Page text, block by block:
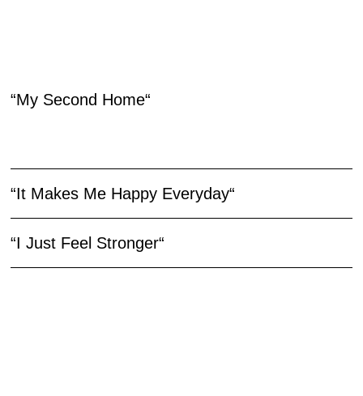
“My Second Home“
“It Makes Me Happy Everyday“
“I Just Feel Stronger“